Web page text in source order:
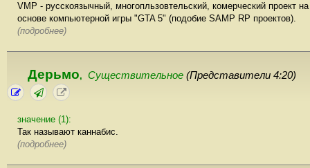
VMP - русскоязычный, многопльзовтельский, комерческий проект на
основе компьютерной игры "GTA 5" (подобие SAMP RP проектов).
(подробнее)
Дерьмо, Существительное (Представители 4:20)
значение (1):
Так называют каннабис.
(подробнее)